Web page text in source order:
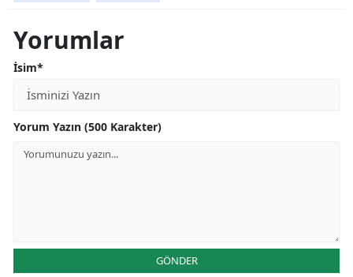
Yorumlar
İsim*
Yorum Yazın (500 Karakter)
GÖNDER